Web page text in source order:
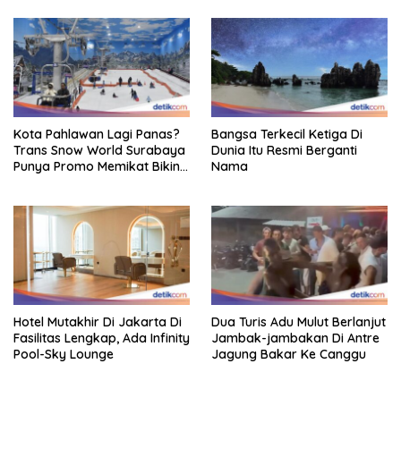
Kota Pahlawan Lagi Panas?
Trans Snow World Surabaya
Punya Promo Memikat Bikin
Bangsa Terkecil Ketiga Di
Dunia Itu Resmi Berganti
Nama
Hotel Mutakhir Di Jakarta Di
Fasilitas Lengkap, Ada Infinity
Pool-Sky Lounge
Dua Turis Adu Mulut Berlanjut
Jambak-jambakan Di Antre
Jagung Bakar Ke Canggu